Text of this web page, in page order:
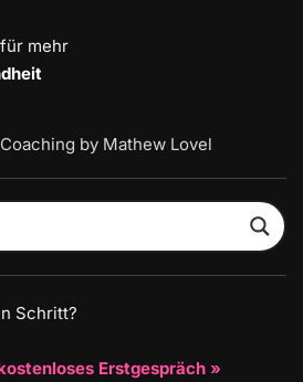
mehr
by Mathew Lovel
Schritt?
Erstgespräch »